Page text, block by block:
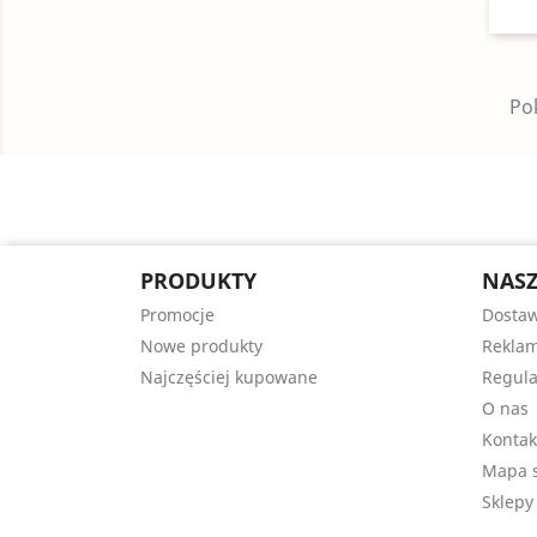
PRODUKTY
Promocje
Nowe produkty
Najczęściej kupowane
O nas
Mapa
Sklepy